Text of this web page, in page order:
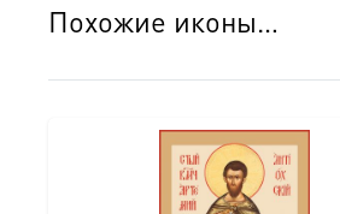
Детали
рисунком (павлины и
Похожие иконы…